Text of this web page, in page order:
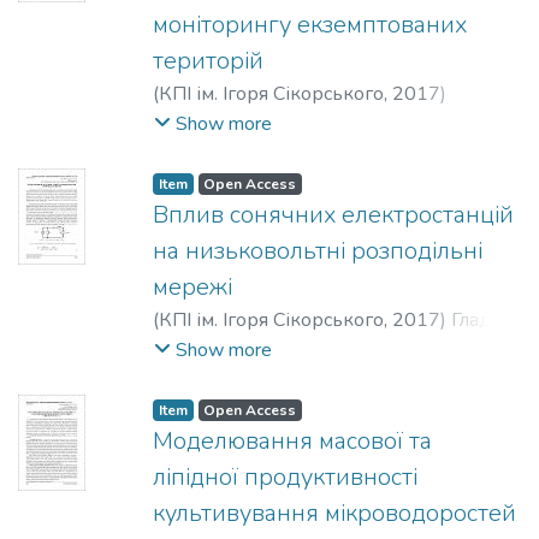
моніторингу екземптованих
територій
(КПІ ім. Ігоря Сікорського, 2017)
Денисюк, Сергій Петрович
Олексіївна;Шевчук, Наталія Анатоліївна
Данілін, Олександр Валерійович;
Denysiuk, Serhii Petrovych
Zaichenko,
Stefan Volodymyrovych ;Vovk, Oksana
Oleksiivna
Danilin, Oleksandr Valeriiovych
Show more
Item Open Access
Вплив сонячних електростанцій
на низьковольтні розподільні
мережі
(КПІ ім. Ігоря Сікорського, 2017) Гладь,
Іван Васильович
Batsala, Yaroslav Vasylovych
Васильевич;Бацала, Ярослав
Васильевич
Show more
Item Open Access
Моделювання масової та
ліпідної продуктивності
культивування мікроводоростей